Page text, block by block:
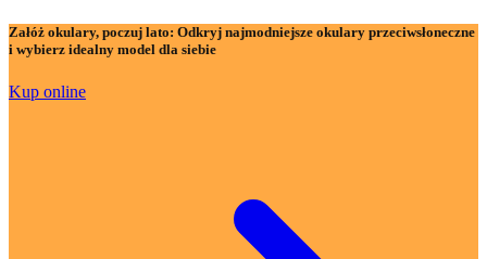
Załóż okulary, poczuj lato: Odkryj najmodniejsze okulary przeciwsłoneczne
i wybierz idealny model dla siebie
Kup online